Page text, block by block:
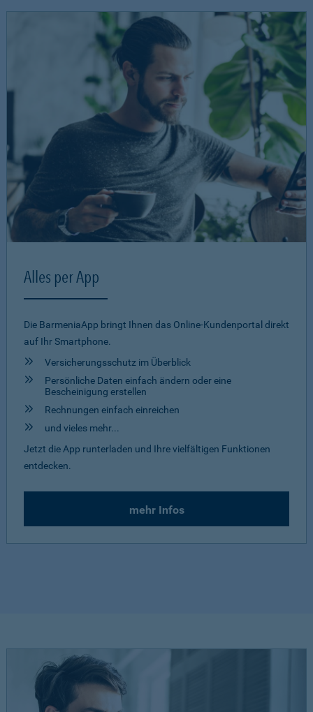
Alles per App
Die BarmeniaApp bringt Ihnen das Online-Kundenportal direkt
auf Ihr Smartphone.
Versicherungsschutz im Überblick
Persönliche Daten einfach ändern oder eine
Bescheinigung erstellen
Rechnungen einfach einreichen
und vieles mehr...
Jetzt die App runterladen und Ihre vielfältigen Funktionen
entdecken.
mehr Infos